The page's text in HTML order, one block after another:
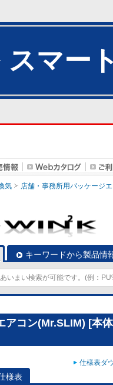
スマー
気 店舗・事務所用パッケージ
キーワードから製品情
アコン(Mr.SLIM) [本
仕様表ダ
様表